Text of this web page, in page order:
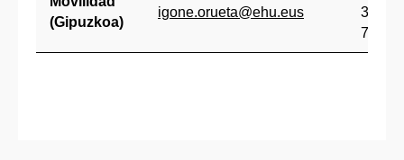
(Gipuzkoa)
igone.orueta@ehu.eus
301
7303